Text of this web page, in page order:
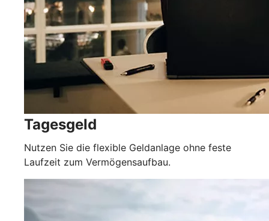
Tagesgeld
Nutzen Sie die flexible Geldanlage ohne feste
Laufzeit zum Vermögensaufbau.